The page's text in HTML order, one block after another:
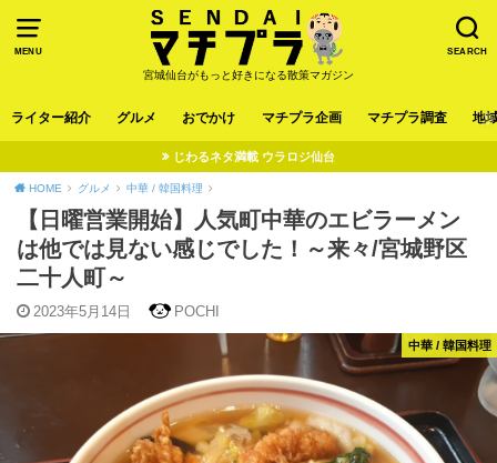
MENU SEARCH
宮城仙台がもっと好きになる散策マガジン
ライター紹介 グルメ おでかけ マチプラ企画 マチプラ調査 地
じわるネタ満載 ウラロジ仙台
HOME グルメ 中華 / 韓国料理
【日曜営業開始】人気町中華のエビラーメン
は他では見ない感じでした！～来々/宮城野区
二十人町～
2023年5月14日 POCHI
中華 / 韓国料理